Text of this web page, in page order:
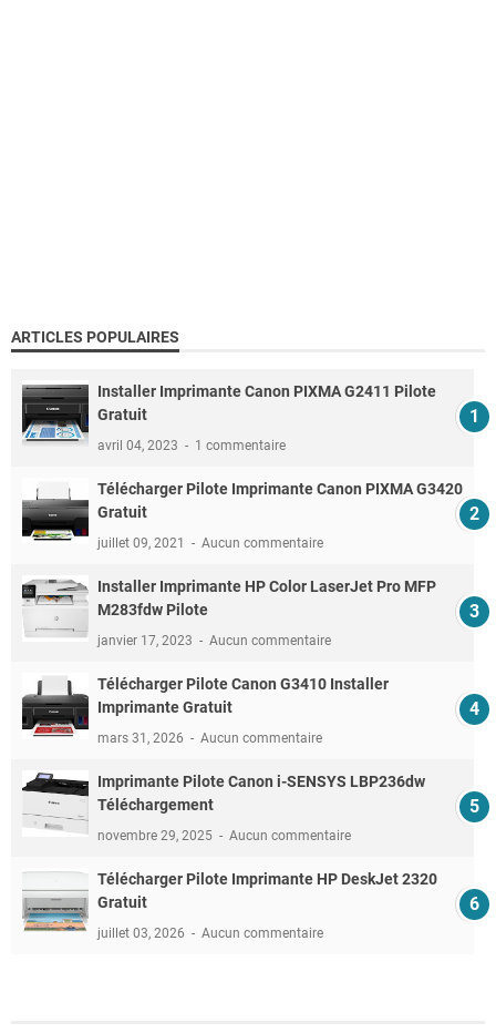
ARTICLES POPULAIRES
Installer Imprimante Canon PIXMA G2411 Pilote
Gratuit
avril 04, 2023 1 commentaire
Télécharger Pilote Imprimante Canon PIXMA G3420
Gratuit
juillet 09, 2021 Aucun commentaire
Installer Imprimante HP Color LaserJet Pro MFP
M283fdw Pilote
janvier 17, 2023 Aucun commentaire
Télécharger Pilote Canon G3410 Installer
Imprimante Gratuit
mars 31, 2026 Aucun commentaire
Imprimante Pilote Canon i-SENSYS LBP236dw
Téléchargement
novembre 29, 2025 Aucun commentaire
Télécharger Pilote Imprimante HP DeskJet 2320
Gratuit
juillet 03, 2026 Aucun commentaire